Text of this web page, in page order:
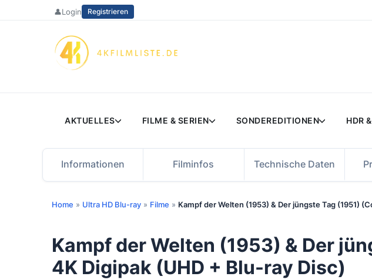
👤Login Registrieren
AKTUELLES FILME & SERIEN SONDEREDITIONEN HDR
Informationen Filminfos Technische Daten
Home » Ultra HD Blu-ray » Filme » Kampf der Welten (1953) & Der jüngste Tag (1951)
Kampf der Welten (1953) & Der
4K Digipak (UHD + Blu-ray Disc)